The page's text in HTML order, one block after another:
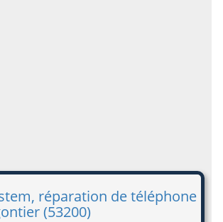
réparation de téléphone
(53200)